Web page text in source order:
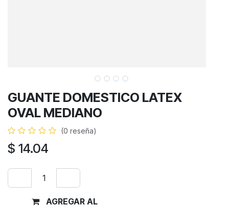
GUANTE DOMESTICO LATEX
OVAL MEDIANO
(0 reseña)
$ 14.04
AGREGAR AL